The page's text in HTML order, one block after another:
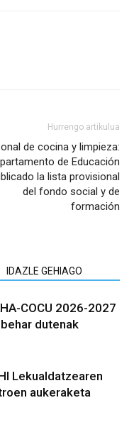
Hurrengo artikulua
de cocina y limpieza:
de Educación
la lista provisional
del fondo social y de
formación
IDAZLE GEHIAGO
COCU 2026-2027
dutenak
Lekualdatzearen
aukeraketa